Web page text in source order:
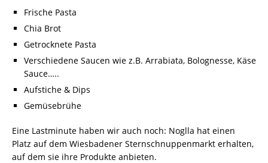
Frische Pasta
Chia Brot
Getrocknete Pasta
Verschiedene Saucen wie z.B. Arrabiata, Bolognesse, Käse
Sauce…..
Aufstiche & Dips
Gemüsebrühe
Eine Lastminute haben wir auch noch: Noglla hat einen
Platz auf dem Wiesbadener Sternschnuppenmarkt erhalten,
auf dem sie ihre Produkte anbieten.